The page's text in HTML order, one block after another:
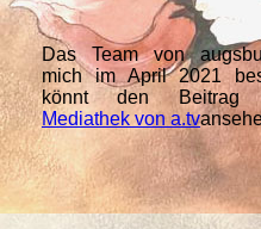
Das Team von
mich im April 2021
könnt den
Mediathek von a.tv